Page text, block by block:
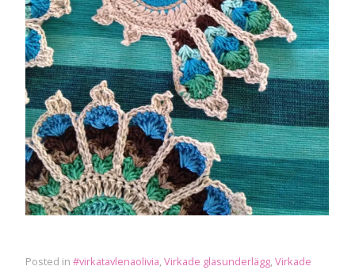
Posted in#virkatavlenaolivia,Virkade glasunderlägg,Virkade